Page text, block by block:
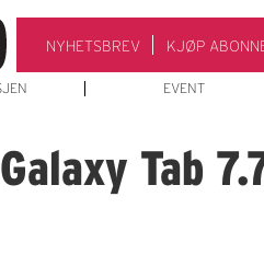
NYHETSBREV KJØP
EVENT
Tab